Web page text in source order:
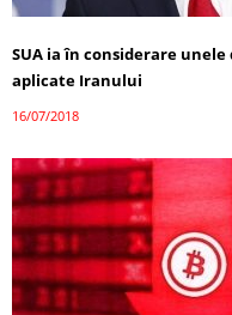
SUA ia în considerare
aplicate Iranului
16/07/2018